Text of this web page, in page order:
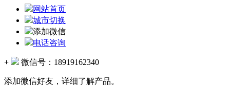
网站首页
城市切换
添加微信
电话咨询
+ 微信号： 18919162340
添加微信好友，详细了解产品。